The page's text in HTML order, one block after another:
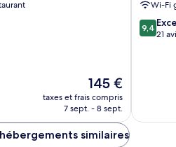
Le
nouveau
prix
de
145 €
taxes et frais compris
7 sept. - 8 sept.
ville
de
Lazise
Wi-Fi
9.4
sur
9,4
21
similaires